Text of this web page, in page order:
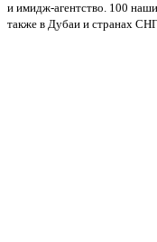
и имидж-агентство. 100
также в Дубаи и странах